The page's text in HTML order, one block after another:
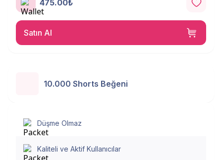
475.00₺
Satın Al
10.000 Shorts Beğeni
Düşme Olmaz
Kaliteli ve Aktif Kullanıcılar